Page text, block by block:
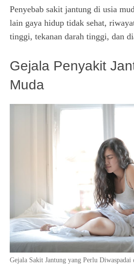
Penyebab sakit jantung di usia
lain gaya hidup tidak sehat,
tinggi, tekanan darah tinggi, dan
Gejala Penyakit
Muda
Gejala Sakit Jantung yang Perlu Diwaspadai